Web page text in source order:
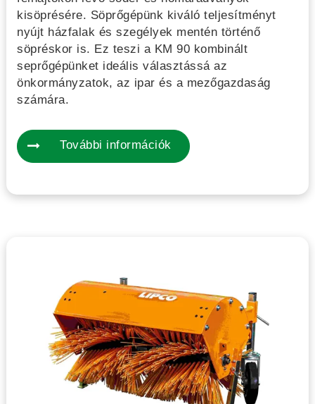
kisöprésére. Söprőgépünk kiváló teljesítményt
nyújt házfalak és szegélyek mentén történő
söpréskor is. Ez teszi a KM 90 kombinált
seprőgépünket ideális választássá az
önkormányzatok, az ipar és a mezőgazdaság
számára.
További információk